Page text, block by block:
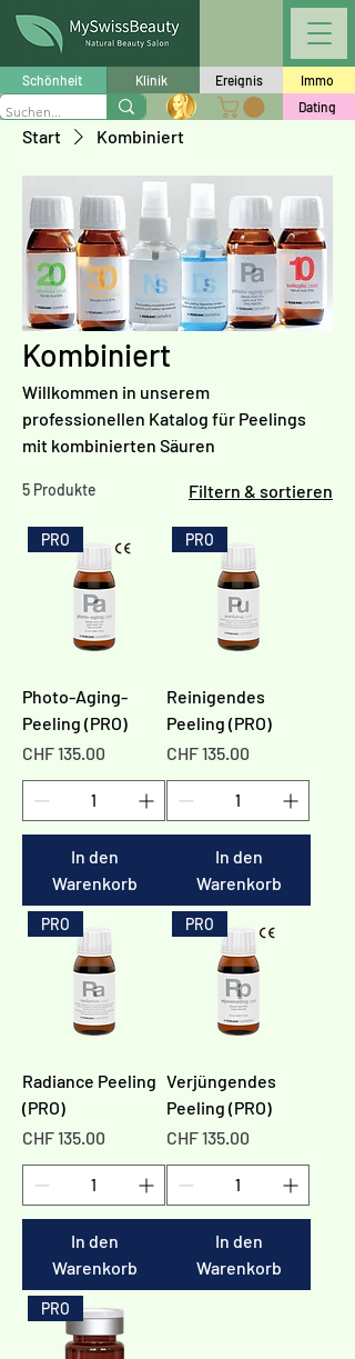
Schönheit Klinik Ereignis
Immo
Dating
Start Kombiniert
Kombiniert
Willkommen in unserem
professionellen Katalog für Peelings
mit kombinierten Säuren
5 Produkte Filtern & sortieren
PRO
Photo-Aging-
Peeling (PRO)
Preis
CHF 135.00
In den
Warenkorb
PRO
Reinigendes
Peeling (PRO)
Preis
CHF 135.00
In den
Warenkorb
PRO
Radiance Peeling
(PRO)
Preis
CHF 135.00
In den
Warenkorb
PRO
Verjüngendes
Peeling (PRO)
Preis
CHF 135.00
In den
Warenkorb
PRO